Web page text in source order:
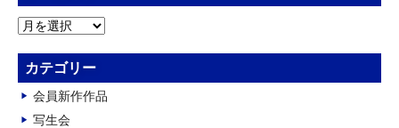
ア
カ
イ
ブ
カテゴリー
会員新作作品
写生会